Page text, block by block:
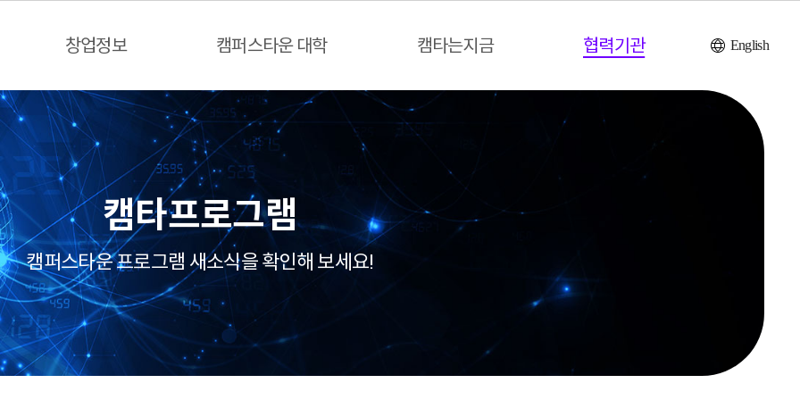
창업정보 캠퍼스타운 대학 캠타는지금 협력기관 English
캠타프로그램
캠퍼스타운 프로그램 새소식을 확인해 보세요!